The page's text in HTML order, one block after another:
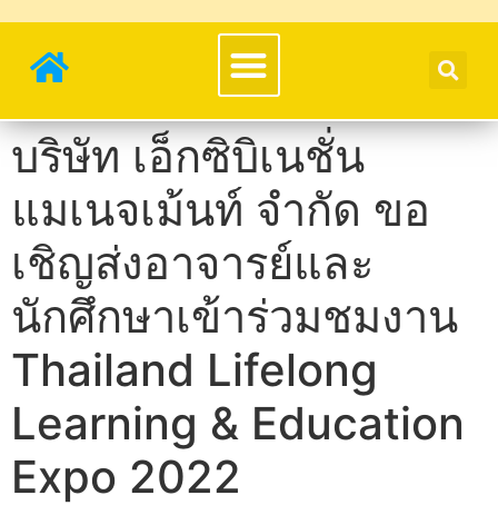
บริษัท เอ็กซิบิเนชั่น
แมเนจเม้นท์ จำกัด ขอ
เชิญส่งอาจารย์และ
นักศึกษาเข้าร่วมชมงาน
Thailand Lifelong
Learning & Education
Expo 2022